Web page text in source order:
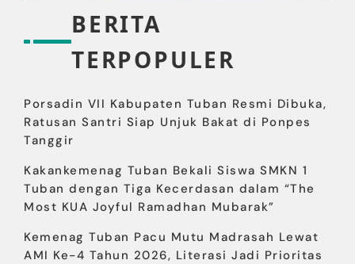
BERITA
TERPOPULER
Porsadin VII Kabupaten Tuban Resmi Dibuka,
Ratusan Santri Siap Unjuk Bakat di Ponpes
Tanggir
Kakankemenag Tuban Bekali Siswa SMKN 1
Tuban dengan Tiga Kecerdasan dalam “The
Most KUA Joyful Ramadhan Mubarak”
Kemenag Tuban Pacu Mutu Madrasah Lewat
AMI Ke-4 Tahun 2026, Literasi Jadi Prioritas